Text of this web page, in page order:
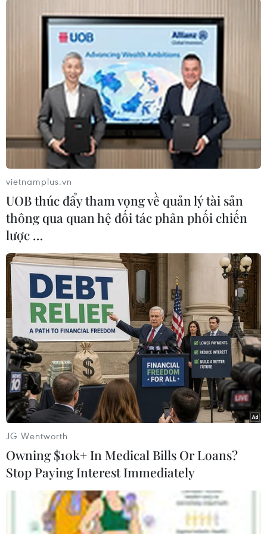
Trước khi lên đường hỗ trợ Thành phố chống
dịch, tất cả thành viên đoàn công tác đã được
đào tạo, bồi dưỡng về kiến thức, kỹ năng,
nghiệp vụ. Các y, bác sỹ quyết tâm sẽ phát huy
hết khả năng, tinh thần, trách nhiệm để cùng
Thành phố Hồ Chí Minh đẩy lùi dịch bệnh./.
(TTXVN/Vietnam+)
#dịch COVID-19 #y #bác sỹ
#Bộ Y tế
#lực lượng y tế tình nguyện
#Điện Biên
#Thành phố Hồ Chí Minh
Tp. Hồ Chí Minh
Theo dõi VietnamPlus
vietnamplus.vn
UOB thúc đẩy tham vọng về quản lý tài sản
thông qua quan hệ đối tác phân phối chiến
lược …
JG Wentworth
Owning $10k+ In Medical Bills Or Loans?
Stop Paying Interest Immediately